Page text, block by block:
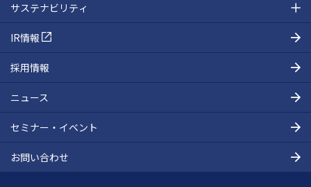
サステナビリティ
IR情報
採用情報
ニュース
セミナー・イベント
お問い合わせ